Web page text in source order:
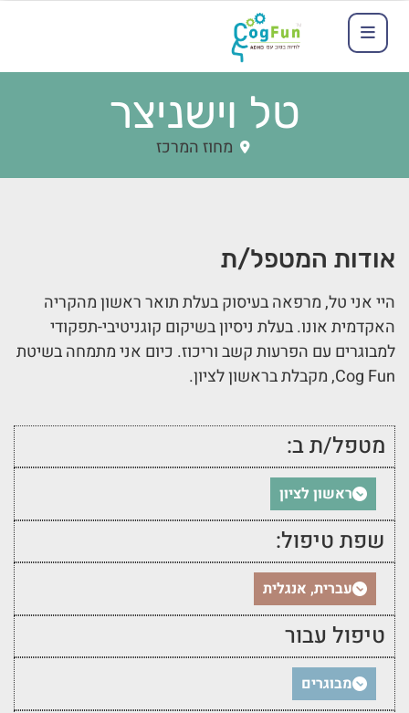
טל וישניצר
מחוז המרכז
אודות המטפל/ת
היי אני טל, מרפאה בעיסוק בעלת תואר ראשון מהקריה
האקדמית אונו. בעלת ניסיון בשיקום קוגניטיבי-תפקודי
למבוגרים עם הפרעות קשב וריכוז. כיום אני מתמחה בשיטת
Cog Fun, מקבלת בראשון לציון.
מטפל/ת ב:
ראשון לציון
שפת טיפול:
עברית, אנגלית
טיפול עבור
מבוגרים